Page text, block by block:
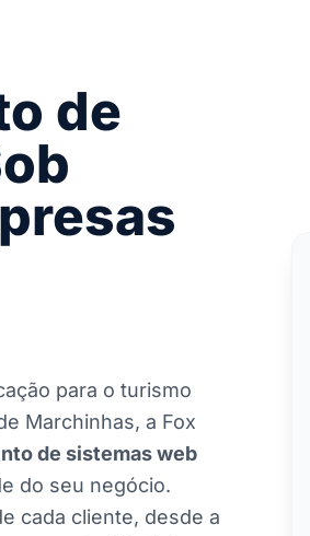
de
para o turismo
Marchinhas, a Fox
de sistemas web
do seu negócio.
cada cliente, desde a